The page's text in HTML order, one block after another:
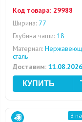
Код товара: 29988
Ширина: 77
Глубина чаши: 18
Материал:
сталь
Доставим: 11.08.2026
В